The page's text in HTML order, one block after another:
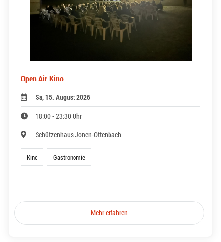
Open Air Kino
Sa, 15. August 2026
18:00 - 23:30 Uhr
Schützenhaus Jonen-Ottenbach
Kino Gastronomie
Mehr erfahren